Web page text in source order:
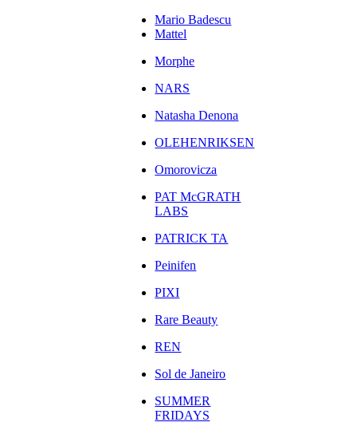
Mario Badescu
Mattel
Morphe
NARS
Natasha Denona
OLEHENRIKSEN
Omorovicza
PAT McGRATH
LABS
PATRICK TA
Peinifen
PIXI
Rare Beauty
REN
Sol de Janeiro
SUMMER
FRIDAYS